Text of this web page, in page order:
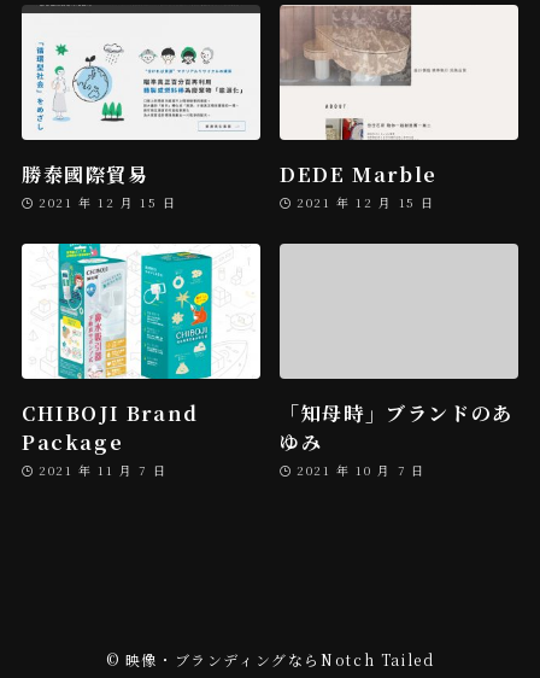
勝泰國際貿易
2021 年 12 月 15 日
DEDE Marble
2021 年 12 月 15 日
CHIBOJI Brand
Package
2021 年 11 月 7 日
「知母時」ブランドのあ
ゆみ
2021 年 10 月 7 日
© 映像・ブランディングならNotch Tailed